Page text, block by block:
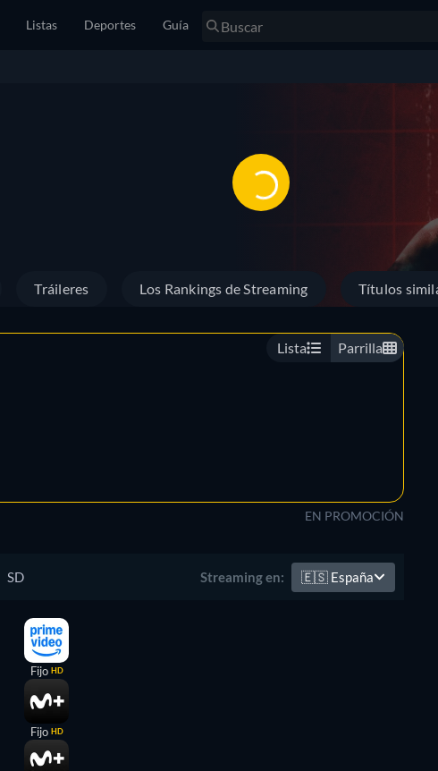
Listas Deportes Guía
Tráileres Los Rankings de Streaming Títulos
Lista Parrilla
EN PROMOCIÓN
SD Streaming en: 🇪🇸 España
Fijo HD
Fijo HD